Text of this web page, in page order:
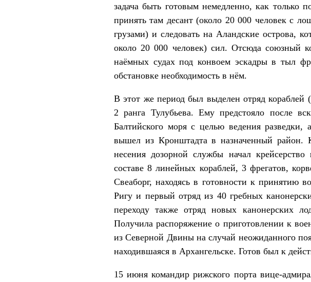
задача быть готовым немедленно, как только
принять там десант (около 20 000 человек с
грузами) и следовать на Аландские острова,
около 20 000 человек) сил. Отсюда союзный
наёмных судах под конвоем эскадры в тыл
обстановке необходимость в нём.
В этот же период был выделен отряд кораблей
2 ранга Тулубьева. Ему предстояло после
Балтийского моря с целью ведения разведки,
вышел из Кронштадта в назначенный
несения дозорной службы начал
составе 8 линейных кораблей, 3 фрегатов,
Свеаборг, находясь в готовности к принятию
Ригу и первый отряд из 40 гребных
переходу также отряд новых канонерских
Получила распоряжение о приготовлении к
из Северной Двины на случай неожиданного
находившаяся в Архангельске. Готов был к
15 июня командир рижского порта вице-